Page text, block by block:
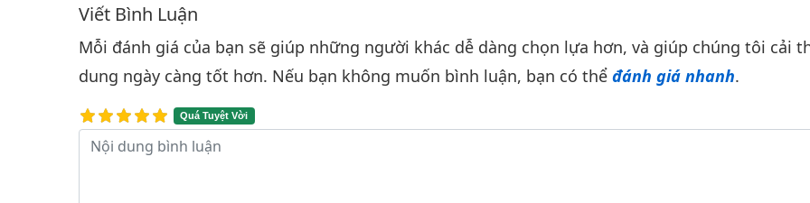
Bình luận & Đánh giá
Viết Bình Luận
Mỗi đánh giá của bạn sẽ giúp những người khác dễ dàng chọn lựa hơn, và giúp chúng tôi cải
dung ngày càng tốt hơn. Nếu bạn không muốn bình luận, bạn có thể đánh giá nhanh.
Quá Tuyệt Vời
Nội dung bình luận